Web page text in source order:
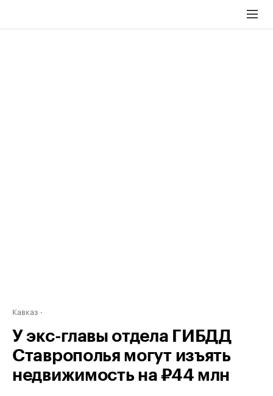
Кавказ
У экс-главы отдела ГИБДД
Ставрополья могут изъять
недвижимость на ₽44 млн